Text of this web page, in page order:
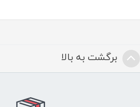
برگشت به بالا